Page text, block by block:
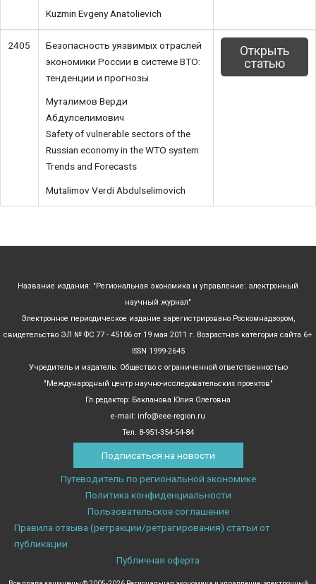
Kuzmin Evgeny Anatolievich
2405
Безопасность уязвимых отраслей
экономики России в системе ВТО:
тенденции и прогнозы
Муталимов Верди
Абдулселимович
Safety of vulnerable sectors of the
Russian economy in the WTO system:
Trends and Forecasts
Mutalimov Verdi Abdulselimovich
Открыть
статью
Название издания: "Региональная экономика и управление: электронный
научный журнал"
Электронное периодическое издание зарегистрировано Роскомнадзором,
свидетельство ЭЛ № ФС 77 - 45106 от 19 мая 2011 г. Возрастная категория сайта 6+
ISSN 1999-2645
Учредитель и издатель: Общество с ограниченной ответственностью
"Международный центр научно-исследовательских проектов"
Гл.редактор: Бакланова Юлия Олеговна
e-mail: info@eee-region.ru
Тел. 8-951-354-54-84
Подписаться на новости
Путеводитель по региональной экономике
Политика конфиденциальности
Пользовательское соглашение
Правила отзыва (ретракции/ретрагирования) статьи от
публикации
Публичная оферта